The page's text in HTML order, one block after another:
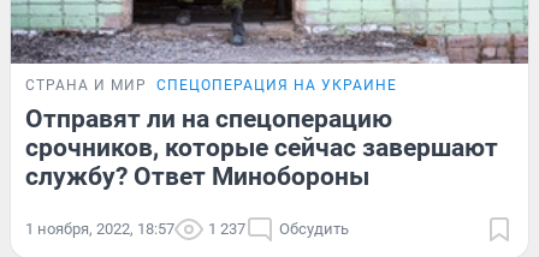
СТРАНА И МИР СПЕЦОПЕРАЦИЯ НА УКРАИНЕ
Отправят ли на спецоперацию
срочников, которые сейчас завершают
службу? Ответ Минобороны
1 ноября, 2022, 18:57 1 237 Обсудить